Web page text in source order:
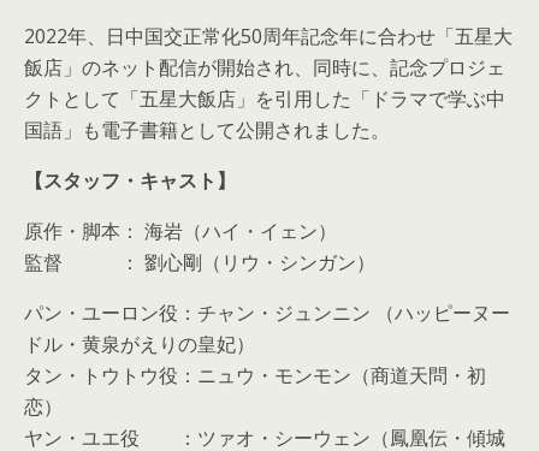
2022年、日中国交正常化50周年記念年に合わせ「五星大
飯店」のネット配信が開始され、同時に、記念プロジェ
クトとして「五星大飯店」を引用した「ドラマで学ぶ中
国語」も電子書籍として公開されました。
【スタッフ・キャスト】
原作・脚本： 海岩（ハイ・イェン）
監督 ： 劉心剛（リウ・シンガン）
パン・ユーロン役：チャン・ジュンニン （ハッピーヌー
ドル・黄泉がえりの皇妃）
タン・トウトウ役：ニュウ・モンモン（商道天問・初
恋）
ヤン・ユエ役 ：ツァオ・シーウェン（鳳凰伝・傾城